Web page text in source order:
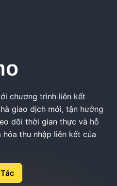
Liên Kết Binomo
liên
chương trình liên kết
giao dịch mới, tận hưởng
dõi thời gian thực và hỗ
thu nhập liên kết của